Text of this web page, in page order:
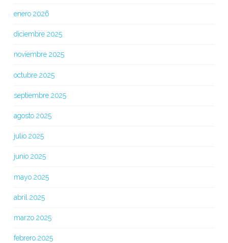
enero 2026
diciembre 2025
noviembre 2025
octubre 2025
septiembre 2025
agosto 2025
julio 2025
junio 2025
mayo 2025
abril 2025
marzo 2025
febrero 2025